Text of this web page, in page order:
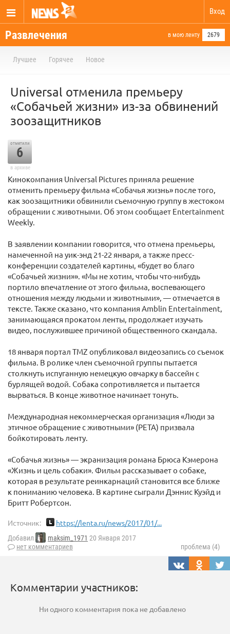
Вход
Развлечения в мою ленту 2679
Лучшее Горячее Новое
Universal отменила премьеру
«Собачьей жизни» из-за обвинений
зоозащитников
отметили
6
в архиве
Кинокомпания Universal Pictures приняла решение
отменить премьеру фильма «Собачья жизнь» после того,
как зоозащитники обвинили съемочную группу в жестоком
обращении с животными. Об этом сообщает Entertainment
Weekly.
В заявлении компании говорится, что отмена премьеры,
намеченной на уик-энд 21-22 января, а также пресс-
конференции создателей картины, «будет во благо
«Собачьей жизни»». «Мы не хотим, чтобы что-нибудь
портило впечатление от этого фильма, воспевающего
отношения между людьми и животными», — отмечается в
тексте. Также сказано, что компания Amblin Entertainment,
занимающаяся прокатом ленты, продолжает изучать
видео, послужившее причиной общественного скандала.
18 января портал TMZ опубликовал видеозапись со съемок
фильма. В ролике член съемочной группы пытается
столкнуть испуганную немецкую овчарку в бассейн с
бурлящей водой. Собака сопротивляется и пытается
вырваться. В конце животное начинает тонуть.
Международная некоммерческая организация «Люди за
этичное обращение с животными» (PETA) призвала
бойкотировать ленту.
«Собачья жизнь» — экранизация романа Брюса Кэмерона
«Жизнь и цель собаки». Фильм рассказывает о собаке,
которая в результате реинкарнаций становится все ближе
к пониманию человека. В картине сыграли Дэннис Куэйд и
Бритт Робертсон.
Источник: https://lenta.ru/news/2017/01/...
Добавил maksim_1971 20 Января 2017
нет комментариев
проблема (4)
Комментарии участников:
Ни одного комментария пока не добавлено